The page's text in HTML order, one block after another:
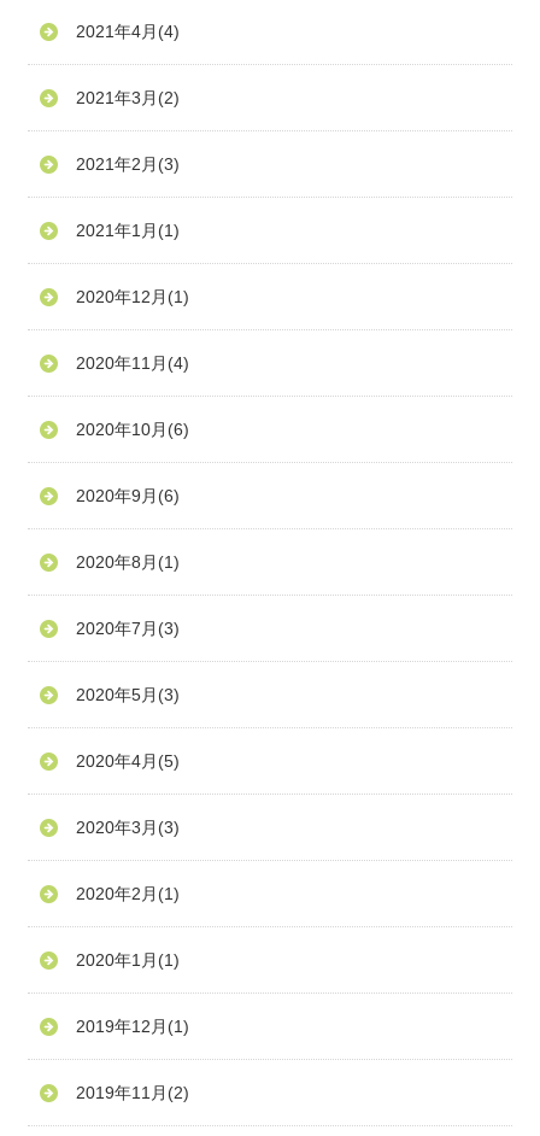
2021年4月 (4)
2021年3月 (2)
2021年2月 (3)
2021年1月 (1)
2020年12月 (1)
2020年11月 (4)
2020年10月 (6)
2020年9月 (6)
2020年8月 (1)
2020年7月 (3)
2020年5月 (3)
2020年4月 (5)
2020年3月 (3)
2020年2月 (1)
2020年1月 (1)
2019年12月 (1)
2019年11月 (2)